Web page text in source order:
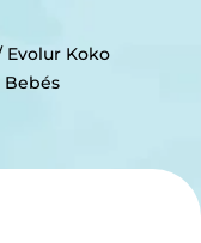
Evolur Koko
Bebés